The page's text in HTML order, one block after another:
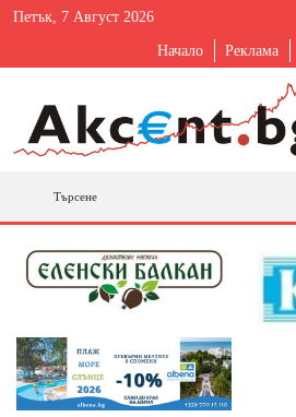
Петък, 7 Август 2026
Начало Реклама
Търсене